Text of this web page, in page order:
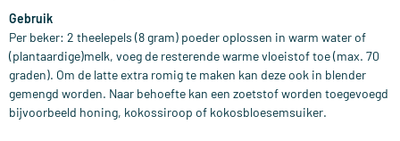
Gebruik
Per beker: 2 theelepels (8 gram) poeder oplossen in warm water of
(plantaardige)melk, voeg de resterende warme vloeistof toe (max. 70
graden). Om de latte extra romig te maken kan deze ook in blender
gemengd worden. Naar behoefte kan een zoetstof worden toegevoegd
bijvoorbeeld honing, kokossiroop of kokosbloesemsuiker.